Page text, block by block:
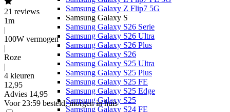
Samsung Galaxy Z Flip7 5G
Samsung Galaxy S
Samsung Galaxy S26 Serie
Samsung Galaxy S26 Ultra
Samsung Galaxy S26 Plus
Samsung Galaxy S26
Samsung Galaxy S25 Ultra
Samsung Galaxy S25 Plus
Samsung Galaxy S25 FE
Samsung Galaxy S25 Edge
Samsung Galaxy S25
Samsung Galaxy S24 FE
21 reviews
1m
|
100W vermogen
|
Roze
|
4 kleuren
12,95
Advies 14,95
Voor 23:59 besteld, morgen in huis